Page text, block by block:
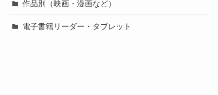
作品別（映画・漫画など）
電子書籍リーダー・タブレット